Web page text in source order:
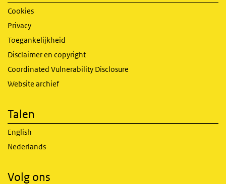
Cookies
Privacy
Toegankelijkheid
Disclaimer en copyright
Coordinated Vulnerability Disclosure
Website archief
Talen
English
Nederlands
Volg ons